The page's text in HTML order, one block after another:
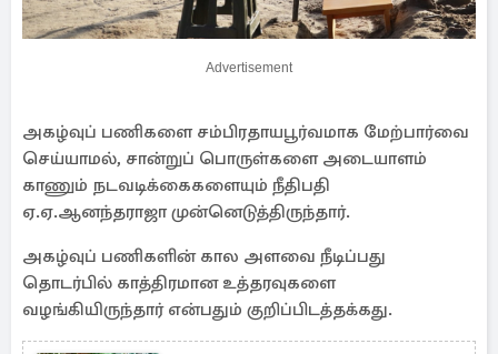
Advertisement
அகழ்வுப் பணிகளை சம்பிரதாயபூர்வமாக மேற்பார்வை
செய்யாமல், சான்றுப் பொருள்களை அடையாளம்
காணும் நடவடிக்கைகளையும் நீதிபதி
ஏ.ஏ.ஆனந்தராஜா முன்னெடுத்திருந்தார்.
அகழ்வுப் பணிகளின் கால அளவை நீடிப்பது
தொடர்பில் காத்திரமான உத்தரவுகளை
வழங்கியிருந்தார் என்பதும் குறிப்பிடத்தக்கது.